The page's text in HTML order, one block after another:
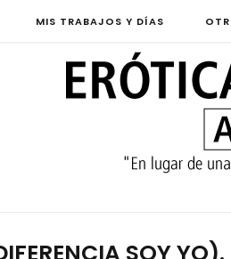
MIS TRABAJOS Y DÍAS